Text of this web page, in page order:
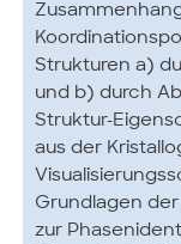
Strukturen a)
und b) durch
Struktur-
aus der
Grundlagen
zur